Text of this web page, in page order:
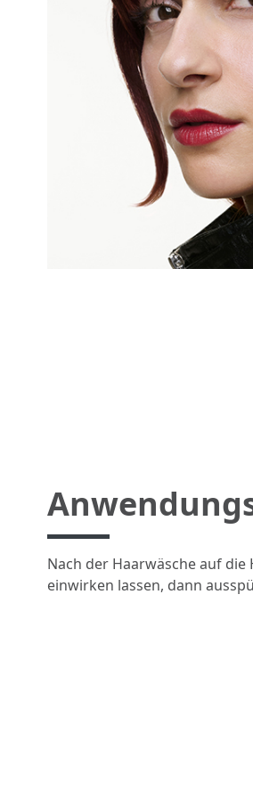
Nach der Haarwäsche auf
einwirken lassen, dann